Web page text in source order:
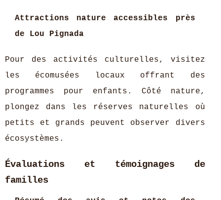
Attractions nature accessibles près
de Lou Pignada
Pour des activités culturelles, visitez
les écomusées locaux offrant des
programmes pour enfants. Côté nature,
plongez dans les réserves naturelles où
petits et grands peuvent observer divers
écosystèmes.
Évaluations et témoignages de
familles